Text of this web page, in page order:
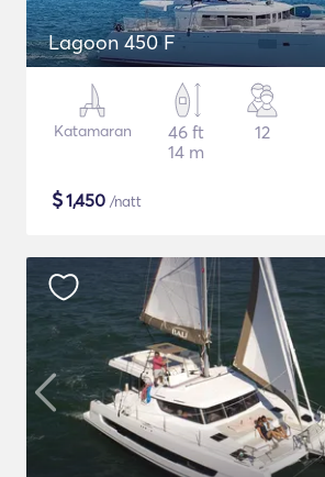
Lagoon 450 F
Katamaran
46 ft
14 m
12
$1,450 /natt